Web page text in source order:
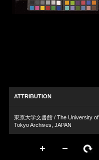
ATTRIBUTION
東京大学文書館 / The University of
Tokyo Archives, JAPAN